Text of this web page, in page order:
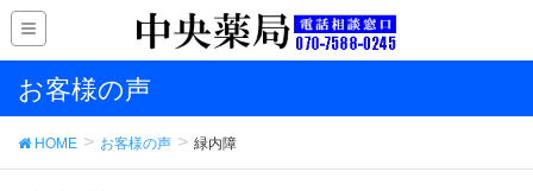
お客様の声
HOME お客様の声 緑内障